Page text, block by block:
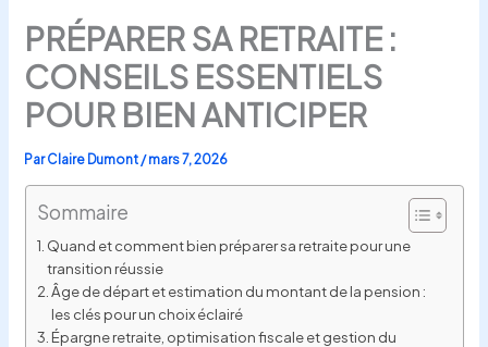
PRÉPARER SA RETRAITE :
CONSEILS ESSENTIELS
POUR BIEN ANTICIPER
ParClaire Dumont/mars 7, 2026
Sommaire
Quand et comment bien préparer sa retraite pour une
transition réussie
Âge de départ et estimation du montant de la pension :
les clés pour un choix éclairé
Épargne retraite, optimisation fiscale et gestion du